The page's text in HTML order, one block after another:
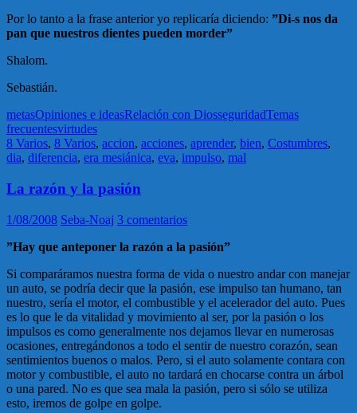
Por lo tanto a la frase anterior yo replicaría diciendo: ”Di-s nos da
pan que nuestros dientes pueden morder”
Shalom.
Sebastián.
metasOpiniones e ideasRelación con DiosseguridadTemas
frecuentesvirtudes
8 Varios, 8 Varios, accion, acciones, aprender, bien, Costumbres,
dia, diferencia, era mesiánica, eva, impulso, mal
La razón y la pasión
1/08/2008 Seba-Noaj 3 comentarios
”Hay que anteponer la razón a la pasión”
Si comparáramos nuestra forma de vida o nuestro andar con manejar
un auto, se podría decir que la pasión, ese impulso tan humano, tan
nuestro, sería el motor, el combustible y el acelerador del auto. Pues
es lo que le da vitalidad y movimiento al ser, por la pasión o los
impulsos es como generalmente nos dejamos llevar en numerosas
ocasiones, entregándonos a todo el sentir de nuestro corazón, sean
sentimientos buenos o malos. Pero, si el auto solamente contara con
motor y combustible, el auto no tardará en chocarse contra un árbol
o una pared. No es que sea mala la pasión, pero si sólo se utiliza
esto, iremos de golpe en golpe.